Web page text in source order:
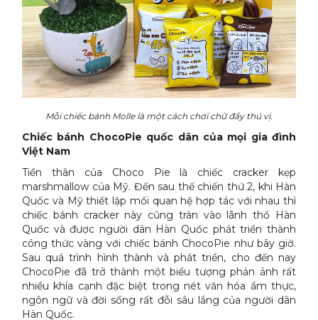
Mỗi chiếc bánh Molle là một cách chơi chữ đầy thú vị.
Chiếc bánh ChocoPie quốc dân của mọi gia đình
Việt Nam
Tiền thân của Choco Pie là chiếc cracker kẹp
marshmallow của Mỹ. Đến sau thế chiến thứ 2, khi Hàn
Quốc và Mỹ thiết lập mối quan hệ hợp tác với nhau thì
chiếc bánh cracker này cũng tràn vào lãnh thổ Hàn
Quốc và được người dân Hàn Quốc phát triển thành
công thức vàng với chiếc bánh ChocoPie như bây giờ.
Sau quá trình hình thành và phát triển, cho đến nay
ChocoPie đã trở thành một biểu tượng phản ảnh rất
nhiều khía cạnh đặc biệt trong nét văn hóa ẩm thực,
ngôn ngữ và đời sống rất đỗi sâu lắng của người dân
Hàn Quốc.